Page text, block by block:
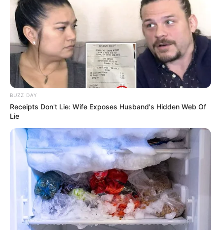
YOUTUBER
BUZZ DAY
Receipts Don't Lie: Wife Exposes Husband's Hidden Web Of
Lie